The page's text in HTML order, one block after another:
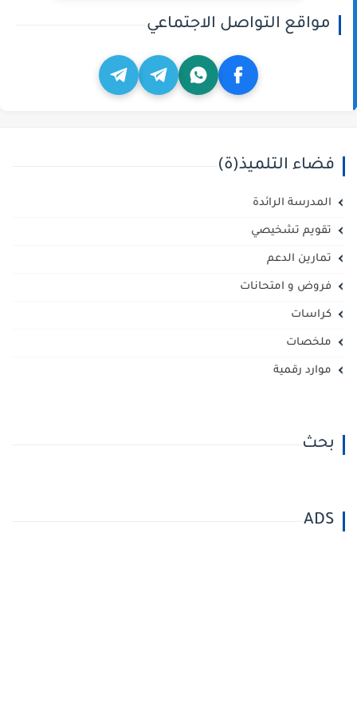
مواقع التواصل الاجتماعي
فضاء التلميذ(ة)
المدرسة الرائدة
تقويم تشخيصي
تمارين الدعم
فروض و امتحانات
كراسات
ملخصات
موارد رقمية
بحث
ADS